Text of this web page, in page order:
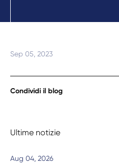
Sep 05, 2023
Condividi il blog
Ultime notizie
Aug 04, 2026